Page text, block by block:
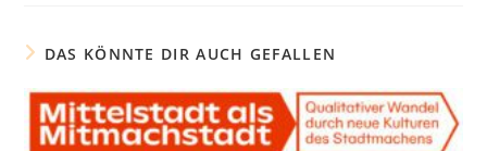
DAS KÖNNTE DIR AUCH GEFALLEN